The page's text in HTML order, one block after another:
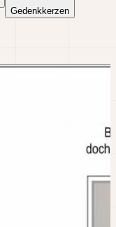
Gedenkkerzen